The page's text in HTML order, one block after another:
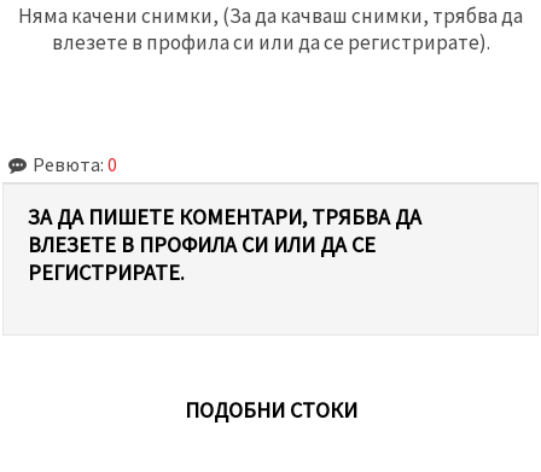
Няма качени снимки, (За да качваш снимки, трябва да
влезете в профила си или да се регистрирате).
Ревюта: 0
ЗА ДА ПИШЕТЕ КОМЕНТАРИ, ТРЯБВА ДА
ВЛЕЗЕТЕ В ПРОФИЛА СИ ИЛИ ДА СЕ
РЕГИСТРИРАТЕ.
ПОДОБНИ СТОКИ